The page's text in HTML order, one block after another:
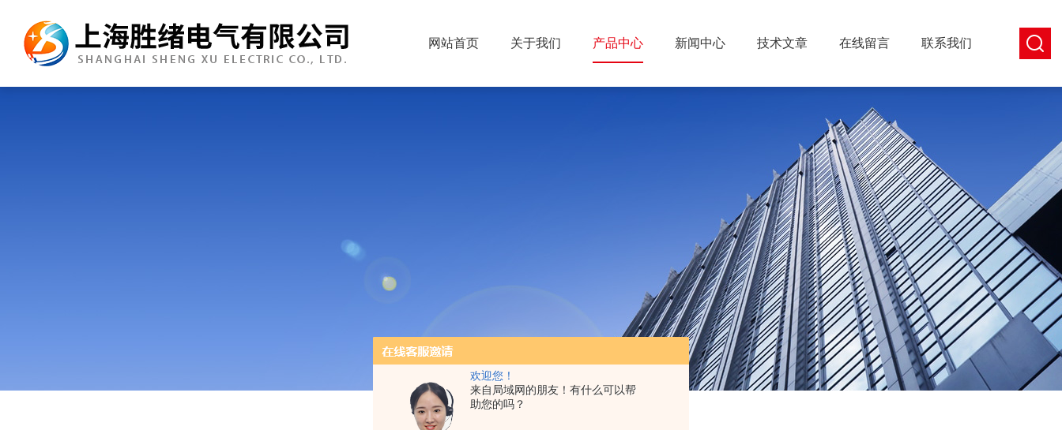
欢迎您！
来自局域网的朋友！有什么可以帮
助您的吗？
网站首页 关于我们 产品中心 新闻中心 技术文章 在线留言 联系我们